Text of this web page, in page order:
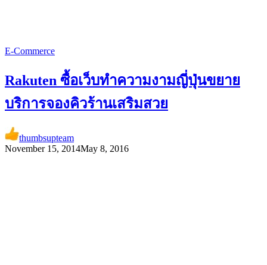
E-Commerce
Rakuten ซื้อเว็บทำความงามญี่ปุ่นขยาย
บริการจองคิวร้านเสริมสวย
thumbsupteam
November 15, 2014May 8, 2016